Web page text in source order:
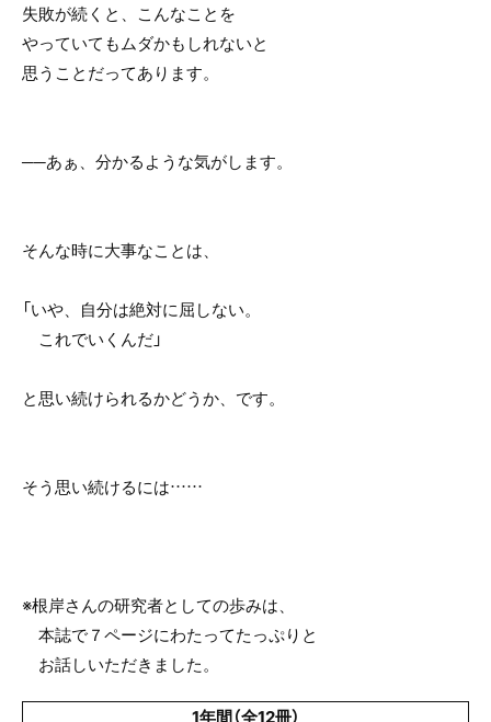
失敗が続くと、こんなことを
やっていてもムダかもしれないと
思うことだってあります。
──あぁ、分かるような気がします。
そんな時に大事なことは、
「いや、自分は絶対に屈しない。
これでいくんだ」
と思い続けられるかどうか、です。
そう思い続けるには……
※根岸さんの研究者としての歩みは、
本誌で７ページにわたってたっぷりと
お話しいただきました。
1年間（全12冊）